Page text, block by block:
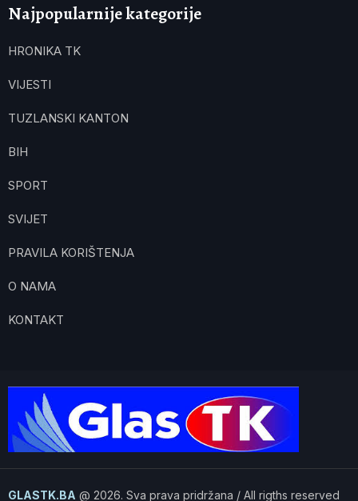
Najpopularnije kategorije
HRONIKA TK
VIJESTI
TUZLANSKI KANTON
BIH
SPORT
SVIJET
PRAVILA KORIŠTENJA
O NAMA
KONTAKT
GLASTK.BA @ 2026. Sva prava pridržana / All rigths reserved